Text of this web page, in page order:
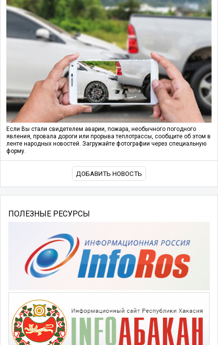
Если Вы стали свидетелем аварии, пожара, необычного погодного
явления, провала дороги или прорыва теплотрассы, сообщите об этом в
ленте народных новостей. Загружайте фотографии через специальную
форму.
ДОБАВИТЬ НОВОСТЬ
ПОЛЕЗНЫЕ РЕСУРСЫ